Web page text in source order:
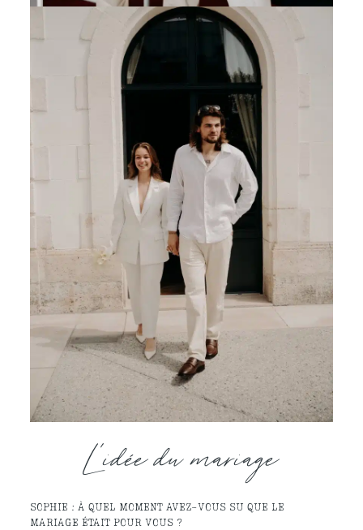
L'idée du mariage
SOPHIE : À QUEL MOMENT AVEZ-VOUS SU QUE LE
MARIAGE ÉTAIT POUR VOUS ?